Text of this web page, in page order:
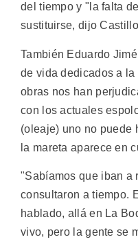
del tiempo y "la falta
sustituirse, dijo
También Eduardo
de vida dedicados a
obras nos han
con los actuales
(oleaje) uno no puede
la mareta aparece en
"Sabíamos que iban a
consultaron a tiempo.
hablado, allá en La
vivo, pero la gente se